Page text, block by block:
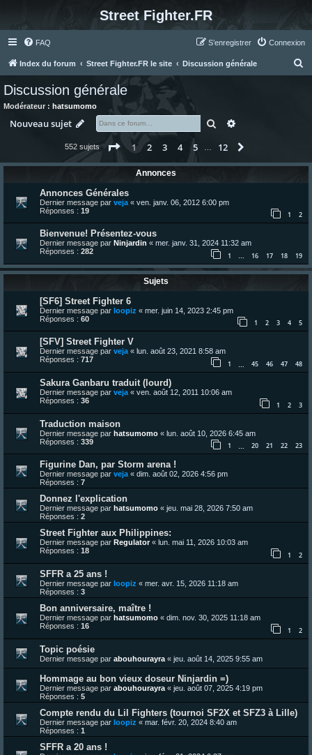
Street Fighter.FR
FAQ Connexion
S’enregistrer
Index du forum Street Fighter.FR le site Discussion générale
c
Discussion générale
Modérateur : hatsumomo
Nouveau sujet Rechercher
552 sujets Page 1sur12
1 2 3 4 5 12
Annonces
Annonces Générales
Dernier message par veja « ven. janv. 06, 2012 6:00 pm
Réponses : 19 1 2
Bienvenue! Présentez-vous
Dernier message par Ninjardin « mer. janv. 31, 2024 11:32 am
Réponses : 282 1 … 16 17 18 19
Sujets
[SF6] Street Fighter 6
Dernier message par loopiz « mer. juin 14, 2023 2:45 pm
Réponses : 60 1 2 3 4 5
[SFV] Street Fighter V
Dernier message par veja« lun. août 23, 2021 8:58 am
Réponses : 717 1 45 46 47 48
Sakura Ganbaru traduit (lourd)
Dernier message par veja « ven. août 12, 2011 10:06 am
Réponses : 36 1 2 3
Traduction maison
Dernier message par hatsumomo « lun. août 10, 2026 6:45 am
Réponses : 339 1 20 21 22 23
Figurine Dan, par Storm arena !
Dernier message par veja « dim. août 02, 2026 4:56 pm
Réponses : 7
Donnez l'explication
Dernier message par hatsumomo « jeu. mai 28, 2026 7:50 am
Réponses : 2
Street Fighter aux Philippines:
Dernier message par Regulator« lun. mai 11, 2026 10:03 am
Réponses : 18 1 2
SFFR a 25 ans !
Dernier message par loopiz « mer. avr. 15, 2026 11:18 am
Réponses : 3
Bon anniversaire, maître !
Dernier message par hatsumomo « dim. nov. 30, 2025 11:18 am
Réponses : 16 1 2
Topic poésie
Dernier message par abouhourayra « jeu. août 14, 2025 9:55 am
Hommage au bon vieux doseur Ninjardin =)
Dernier message par abouhourayra « jeu. août 07, 2025 4:19 pm
Réponses : 5
Compte rendu du Lil Fighters (tournoi SF2X et SFZ3 à Lille)
Dernier message par loopiz « mar. févr. 20, 2024 8:40 am
Réponses : 1
SFFR a 20 ans !